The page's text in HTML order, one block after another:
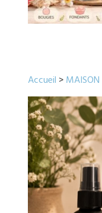
Accueil >MAISON